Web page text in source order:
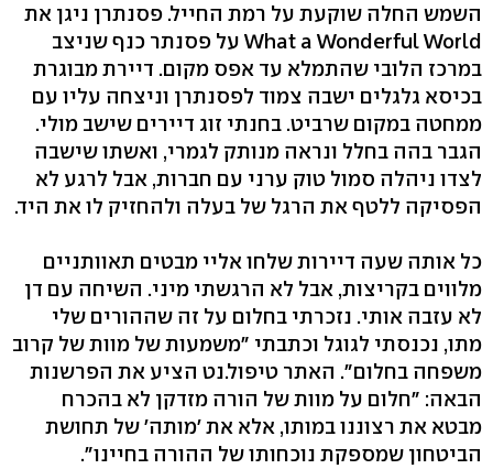
השמש החלה שוקעת על רמת החייל. פסנתרן ניגן את
What a Wonderful World על פסנתר כנף שניצב
במרכז הלובי שהתמלא עד אפס מקום. דיירת מבוגרת
בכיסא גלגלים ישבה צמוד לפסנתרן וניצחה עליו עם
ממחטה במקום שרביט. בחנתי זוג דיירים שישב מולי.
הגבר בהה בחלל ונראה מנותק לגמרי, ואשתו שישבה
לצדו ניהלה סמול טוק ערני עם חברות, אבל לרגע לא
הפסיקה ללטף את הרגל של בעלה ולהחזיק לו את היד.
כל אותה שעה דיירות שלחו אליי מבטים תאוותניים
מלווים בקריצות, אבל לא הרגשתי מיני. השיחה עם דן
לא עזבה אותי. נזכרתי בחלום על זה שההורים שלי
מתו, נכנסתי לגוגל וכתבתי "משמעות של מוות של קרוב
משפחה בחלום". האתר טיפול.נט הציע את הפרשנות
הבאה: "חלום על מוות של הורה מזדקן לא בהכרח
מבטא את רצוננו במותו, אלא את 'מותה' של תחושת
הביטחון שמספקת נוכחותו של ההורה בחיינו".